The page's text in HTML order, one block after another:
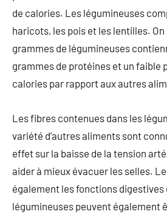
de calories. Les légumineuses
haricots, les pois et les lentilles. On
grammes de légumineuses
grammes de protéines et un faible
calories par rapport aux autres
Les fibres contenues dans les
variété d’autres aliments sont
effet sur la baisse de la tension
aider à mieux évacuer les selles.
également les fonctions
légumineuses peuvent également